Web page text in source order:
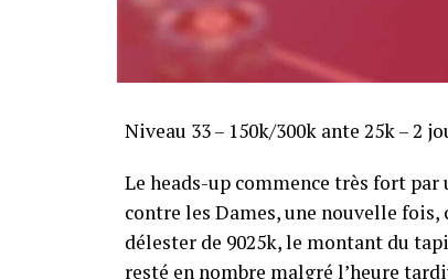
Sofian Benaissa, vainqueur bien entouré !
Niveau 33 – 150k/300k ante 25k – 2
Le heads-up commence très fort
contre les Dames, une nouvelle
délester de 9025k, le montant du
resté en nombre malgré l’heure